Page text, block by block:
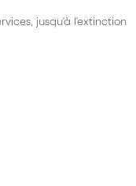
jusqu'à l'extinction